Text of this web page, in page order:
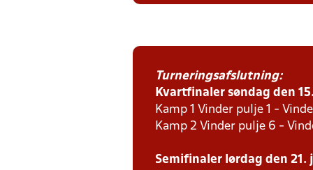
Turneringsafslutning:
Kvartfinaler søndag den
Kamp 1 Vinder pulje 1 -
Kamp 2 Vinder pulje 6 -
Semifinaler lørdag den 21.